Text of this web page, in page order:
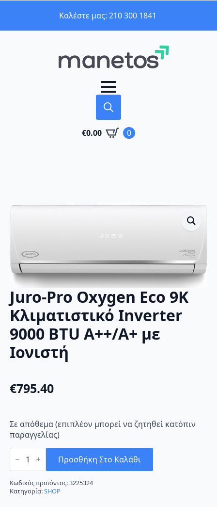
Καλέστε μας: 210 300 1841
for:
€0.00 0
Juro-Pro Oxygen Eco 9K
Κλιματιστικό Inverter
9000 BTU A++/A+ με
Ιονιστή
€795.40
Σε απόθεμα (επιπλέον μπορεί να ζητηθεί κατόπιν
παραγγελίας)
Juro-
Pro
Eco
9K
Κλιματιστικό
Inverter
Προσθήκη Στο Καλάθι
Κωδικός προϊόντος:3225324
Κατηγορία:SHOP